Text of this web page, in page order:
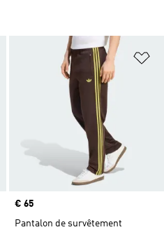
Ajouter à la Liste de produits
Prix
€ 65
Pantalon de survêtement